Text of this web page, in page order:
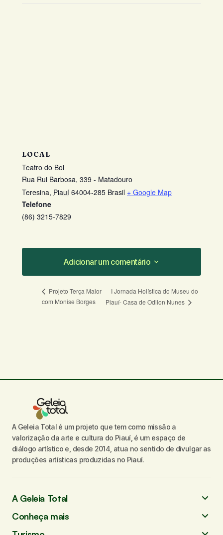
LOCAL
Teatro do Boi
Rua Rui Barbosa, 339 - Matadouro
Teresina, Piauí 64004-285 Brasil + Google Map
Telefone
(86) 3215-7829
Adicionar um comentário
Adicionar um comentário
Seu nome*
Seu e-mail*
Enviar comentário
Projeto Terça Maior
com Monise Borges
I Jornada Holística do Museu do
Piauí- Casa de Odilon Nunes
A Geleia Total é um projeto que tem como missão a
valorização da arte e cultura do Piauí, é um espaço de
diálogo artístico e, desde 2014, atua no sentido de divulgar as
produções artísticas produzidas no Piauí.
A Geleia Total
Conheça mais